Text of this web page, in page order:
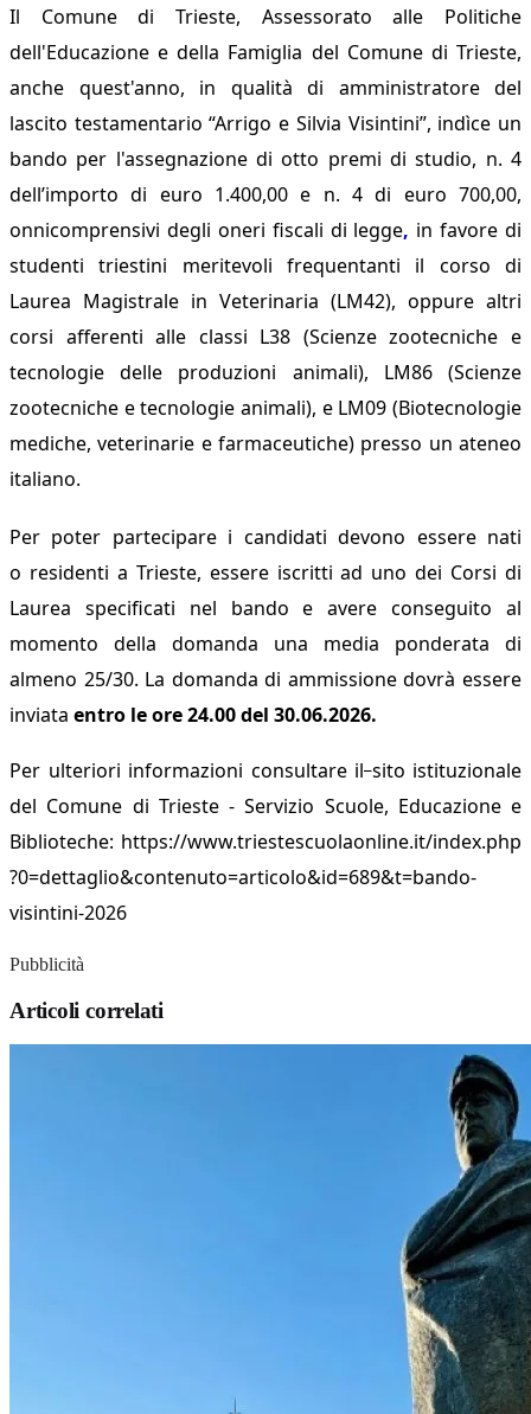
Il Comune di Trieste, Assessorato alle Politiche
dell'Educazione e della Famiglia del Comune di Trieste,
anche quest'anno, in qualità di amministratore del
lascito testamentario “Arrigo e Silvia Visintini”, indìce un
bando per l'assegnazione di otto premi di studio, n. 4
dell’importo di euro 1.400,00 e n. 4 di euro 700,00,
onnicomprensivi degli oneri fiscali di legge, in favore di
studenti triestini meritevoli frequentanti il corso di
Laurea Magistrale in Veterinaria (LM42), oppure altri
corsi afferenti alle classi L38 (Scienze zootecniche e
tecnologie delle produzioni animali), LM86 (Scienze
zootecniche e tecnologie animali), e LM09 (Biotecnologie
mediche, veterinarie e farmaceutiche) presso un ateneo
italiano.
Per poter partecipare i candidati devono essere nati
o residenti a Trieste, essere iscritti ad uno dei Corsi di
Laurea specificati nel bando e avere conseguito al
momento della domanda
una media ponderata di
almeno 25/30. La domanda di ammissione dovrà essere
inviata entro le ore 24.00 del 30.06.2026.
Per ulteriori informazioni consultare il sito istituzionale
del Comune di Trieste - Servizio Scuole, Educazione e
Biblioteche: https://www.triestescuolaonline.it/index.php
?0=dettaglio&contenuto=articolo&id=689&t=bando-
visintini-2026
Pubblicità
Articoli correlati